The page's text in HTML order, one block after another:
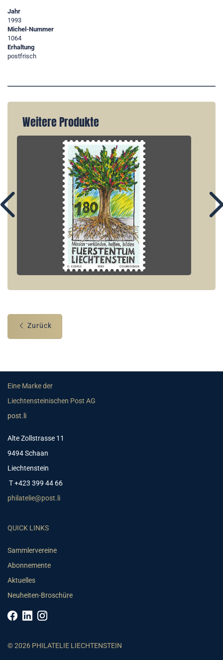
Jahr
1993
Michel-Nummer
1064
Erhaltung
postfrisch
Weitere Produkte
Zurück
Eine Marke der
Liechtensteinischen Post AG
post.li
Alte Zollstrasse 11
9494 Schaan
Liechtenstein
T +423 399 44 66
philatelie@post.li
QUICK LINKS
Sammlervereine
Abonnemente
Aktuelles
Neuheiten-Broschüre
© 2026 PHILATELIE LIECHTENSTEIN